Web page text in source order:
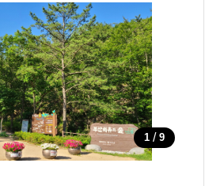
1 / 9